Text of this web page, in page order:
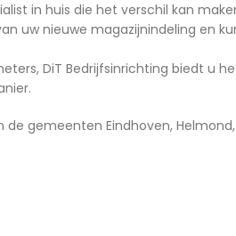
in huis die het verschil kan
uw nieuwe magazijnindeling en
DiT Bedrijfsinrichting biedt u
gemeenten Eindhoven,